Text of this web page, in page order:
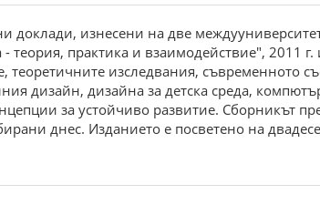
доклади, изнесени на две
теория, практика и взаимодействие", 2011
теоретичните изследвания, съвременното
дизайн, дизайна за детска среда,
за устойчиво развитие. Сборникът
днес. Изданието е посветено на